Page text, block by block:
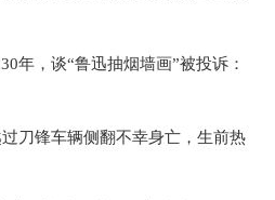
，谈“鲁迅抽烟墙画”被投诉：
锋车辆侧翻不幸身亡，生前热